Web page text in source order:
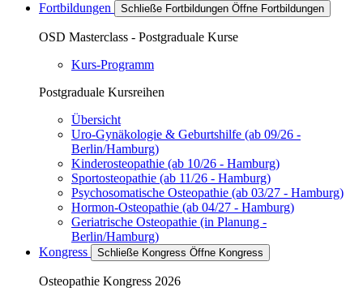
Fortbildungen
Schließe Fortbildungen Öffne Fortbildungen
OSD Masterclass - Postgraduale Kurse
Kurs-Programm
Postgraduale Kursreihen
Übersicht
Uro-Gynäkologie & Geburtshilfe (ab 09/26 -
Berlin/Hamburg)
Kinderosteopathie (ab 10/26 - Hamburg)
Sportosteopathie (ab 11/26 - Hamburg)
Psychosomatische Osteopathie (ab 03/27 - Hamburg)
Hormon-Osteopathie (ab 04/27 - Hamburg)
Geriatrische Osteopathie (in Planung -
Berlin/Hamburg)
Kongress
Schließe Kongress Öffne Kongress
Osteopathie Kongress 2026